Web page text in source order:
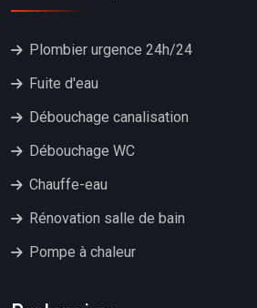
Plombier urgence 24h/24
Fuite d'eau
Débouchage canalisation
Débouchage WC
Chauffe-eau
Rénovation salle de bain
Pompe à chaleur